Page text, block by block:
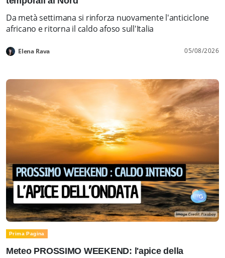
Da metà settimana si rinforza nuovamente l'anticiclone
africano e ritorna il caldo afoso sull'Italia
Elena Rava 05/08/2026
Prima Pagina
Meteo PROSSIMO WEEKEND: l'apice della